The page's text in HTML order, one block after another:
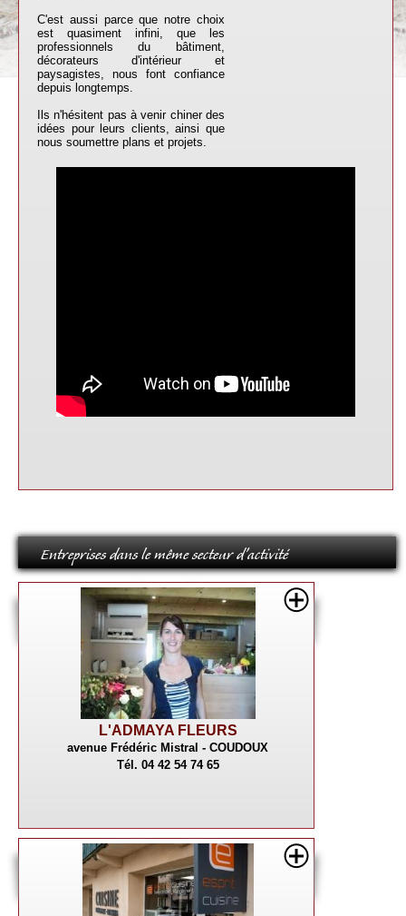
C'est aussi parce que notre choix
est quasiment infini, que les
professionnels du bâtiment,
décorateurs d'intérieur et
paysagistes, nous font confiance
depuis longtemps.
Ils n'hésitent pas à venir chiner des
idées pour leurs clients, ainsi que
nous soumettre plans et projets.
Entreprises dans le même secteur d'activité
L'ADMAYA FLEURS
avenue Frédéric Mistral - COUDOUX
Tél. 04 42 54 74 65